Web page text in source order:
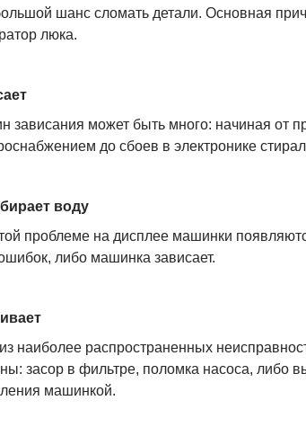
шанс сломать детали. Основная
люка.
зависания может быть много: начиная от
до сбоев в электронике
воду
проблеме на дисплее машинки
либо машинка зависает.
наиболее распространенных
засор в фильтре, поломка насоса, либо
машинкой.